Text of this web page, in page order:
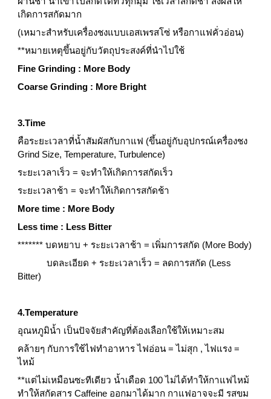
เกิดการสกัดมาก
(เหมาะสำหรับเครื่องชงแบบเอสเพรสโซ่ หรือกาแฟคั่วอ่อน)
**หมายเหตุขึ้นอยู่กับวัตถุประสงค์ที่นำไปใช้
Fine Grinding : More Body
Coarse Grinding : More Bright
3.Time
คือระยะเวลาที่น้ำสัมผัสกับกาแฟ (ขึ้นอยู่กับอุปกรณ์เครื่องชง
Grind Size, Temperature, Turbulence)
ระยะเวลาเร็ว = จะทำให้เกิดการสกัดเร็ว
ระยะเวลาช้า = จะทำให้เกิดการสกัดช้า
More time : More Body
Less time : Less Bitter
******* บดหยาบ + ระยะเวลาช้า = เพิ่มการสกัด (More Body)
            บดละเอียด + ระยะเวลาเร็ว = ลดการสกัด (Less
Bitter)
4.Temperature
อุณหภูมิน้ำ เป็นปัจจัยสำคัญที่ต้องเลือกใช้ให้เหมาะสม
คล้ายๆ กับการใช้ไฟทำอาหาร ไฟอ่อน = ไม่สุก , ไฟแรง =
ไหม้
**แต่ไม่เหมือนซะทีเดียว น้ำเดือด 100 ไม่ได้ทำให้กาแฟไหม้
ทำให้สกัดสาร Caffeine ออกมาได้มาก กาแฟอาจจะมี รสขม